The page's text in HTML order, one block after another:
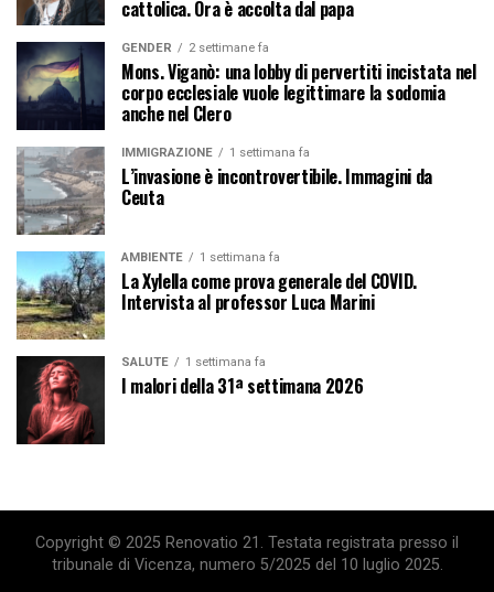
cattolica. Ora è accolta dal papa
GENDER 2 settimane fa
Mons. Viganò: una lobby di pervertiti incistata nel
corpo ecclesiale vuole legittimare la sodomia
anche nel Clero
IMMIGRAZIONE 1 settimana fa
L’invasione è incontrovertibile. Immagini da
Ceuta
AMBIENTE 1 settimana fa
La Xylella come prova generale del COVID.
Intervista al professor Luca Marini
SALUTE 1 settimana fa
I malori della 31ª settimana 2026
Copyright © 2025 Renovatio 21. Testata registrata presso il
tribunale di Vicenza, numero 5/2025 del 10 luglio 2025.